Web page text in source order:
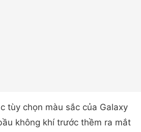
tùy chọn màu sắc của Galaxy
không khí trước thềm ra mắt